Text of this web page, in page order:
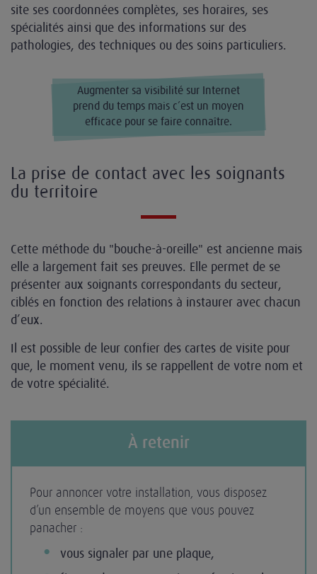
site ses coordonnées complètes, ses horaires, ses
spécialités ainsi que des informations sur des
pathologies, des techniques ou des soins particuliers.
Augmenter sa visibilité sur Internet
prend du temps mais c’est un moyen
efficace pour se faire connaître.
La prise de contact avec les soignants
du territoire
Cette méthode du "bouche-à-oreille" est ancienne mais
elle a largement fait ses preuves. Elle permet de se
présenter aux soignants correspondants du secteur,
ciblés en fonction des relations à instaurer avec chacun
d’eux.
Il est possible de leur confier des cartes de visite pour
que, le moment venu, ils se rappellent de votre nom et
de votre spécialité.
À retenir
Pour annoncer votre installation, vous disposez
d’un ensemble de moyens que vous pouvez
panacher :
vous signaler par une plaque,